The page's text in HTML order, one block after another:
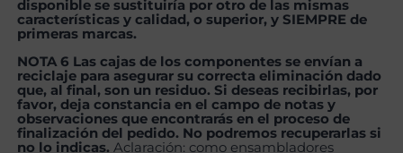
disponible se sustituiría por otro de las mismas
características y calidad, o superior, y SIEMPRE de
primeras marcas.
NOTA 6 Las cajas de los componentes se envían a
reciclaje para asegurar su correcta eliminación dado
que, al final, son un residuo. Si deseas recibirlas, por
favor, deja constancia en el campo de notas y
observaciones que encontrarás en el proceso de
finalización del pedido. No podremos recuperarlas si
no lo indicas. Aclaración: como ensambladores